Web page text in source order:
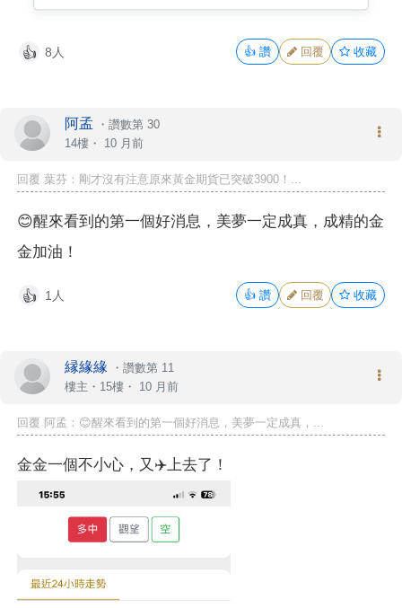
👍 8人 👍 讚 回覆 收藏
阿孟 ・ 讚數第 30
14樓・ 10 月前
回覆 葉芬：剛才沒有注意原來黃金期貨已突破3900！...
😊醒來看到的第一個好消息，美夢一定成真，成精的金
金加油！
👍 1人 👍 讚 回覆 收藏
縁緣緣 ・ 讚數第 11
樓主 ・15樓・ 10 月前
回覆 阿孟：😊醒來看到的第一個好消息，美夢一定成真，...
金金一個不小心，又✈️上去了！